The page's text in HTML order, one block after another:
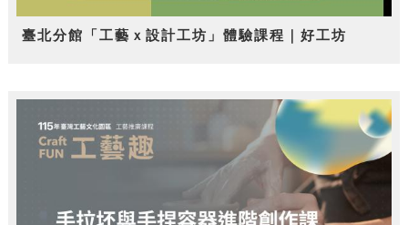
臺北分館「工藝ｘ設計工坊」體驗課程｜好工坊